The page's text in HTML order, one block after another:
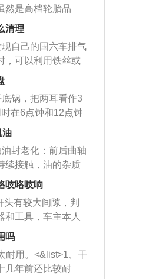
然是高档轮胎品
胎都有生产，这
市场。
清理
自己的国六车排气
，可以利用铁丝或
物给取出来，如果
也可以采取应急措
利用木棍将所有的
的位置处，然后将
可以将堵塞的东
因为积碳过多引起
元催化器泡在草酸
解决，将清洗剂
油混合后，车辆启
一起进入到燃烧
出，就可以让三元
气管堵塞的情况就
锅，把两耳看作3
在6点钟和12点钟
、双手握住
同样也要打相同的
后强调要反复练
肉记忆，在真实
记忆也能打好方
油
封老化：前后曲轴
续接触，油的杂质
变化使其密封效果
或漏油。<&list>2、
会使活塞环与缸体
油流入燃烧室中，
、机油粘度。使用
同样会有烧机油现
很好的流动性，
吱咯吱响
有较大间隙，判
和工具，车主本人
辆送到修理厂或4s
轴套管防尘罩破
油现象，使半轴磨
易损坏，产生异
吗
耐用。<&list>1、干
几年前还比较耐